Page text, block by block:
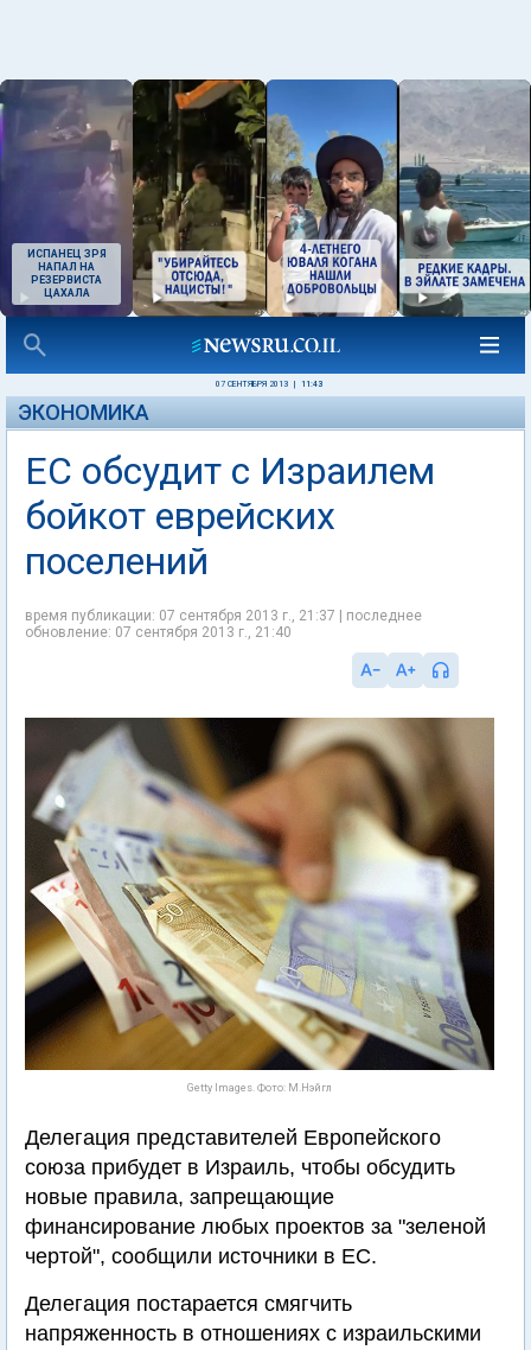
ИСПАНЕЦ ЗРЯ
НАПАЛ НА
РЕЗЕРВИСТА
ЦАХАЛА
07 СЕНТЯБРЯ 2013 11:43
ЭКОНОМИКА
ЕС обсудит с Израилем
бойкот еврейских
поселений
время публикации: 07 сентября 2013 г., 21:37 | последнее
обновление: 07 сентября 2013 г., 21:40
Getty Images. Фото: М.Нэйгл
Делегация представителей Европейского
союза прибудет в Израиль, чтобы обсудить
новые правила, запрещающие
финансирование любых проектов за "зеленой
чертой", сообщили источники в ЕС.
Делегация постарается смягчить
напряженность в отношениях с израильскими